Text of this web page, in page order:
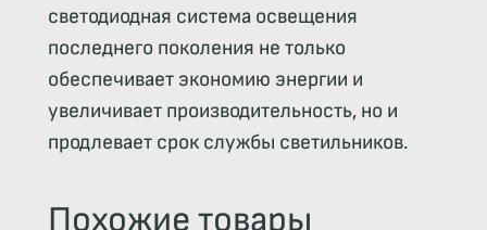
светодиодная система освещения
последнего поколения не только
обеспечивает экономию энергии и
увеличивает производительность, но и
продлевает срок службы светильников.
Похожие товары